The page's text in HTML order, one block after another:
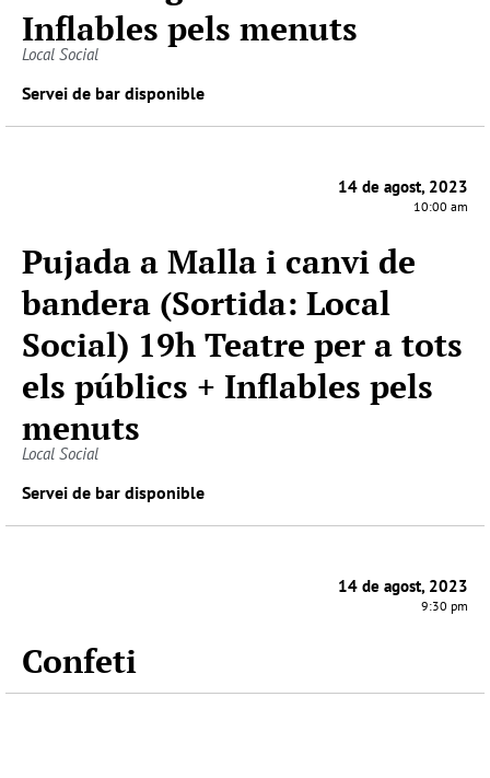
Inflables pels menuts
Local Social
Servei de bar disponible
14 de agost, 2023
10:00 am
Pujada a Malla i canvi de
bandera (Sortida: Local
Social) 19h Teatre per a tots
els públics + Inflables pels
menuts
Local Social
Servei de bar disponible
14 de agost, 2023
9:30 pm
Confeti